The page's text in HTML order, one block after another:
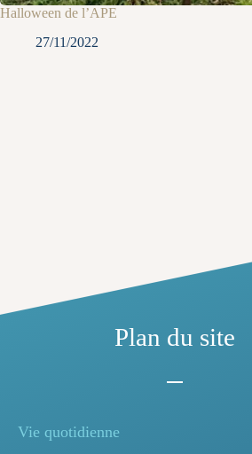
Halloween de l’APE
27/11/2022
Plan du site
Vie quotidienne